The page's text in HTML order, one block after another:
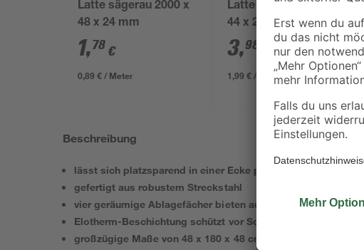
Latte sägerau 2000 x
48 x 24 mm
1,78 €
0,89 € / Meter
Latte gehobelt 2000 x
44 x 24 mm
3,98
1,99 € / Meter
Beschreibung
lässt sich platzsparend in einer Ecke platzieren
gefertigt aus robustem Streckstahl
vier geräumige Ablagefächer bieten ausreichend Platz
Elotherm-Beschichtung schützt vor Schmutz und Kratzern
großzügige Maße von 48 x 180 x 48 cm